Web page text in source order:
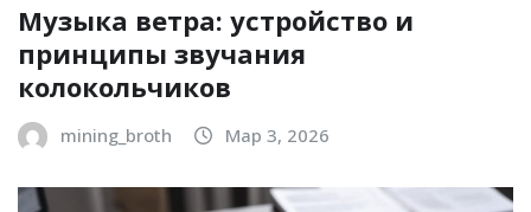
Музыка ветра: устройство и
принципы звучания
колокольчиков
mining_broth Мар 3, 2026